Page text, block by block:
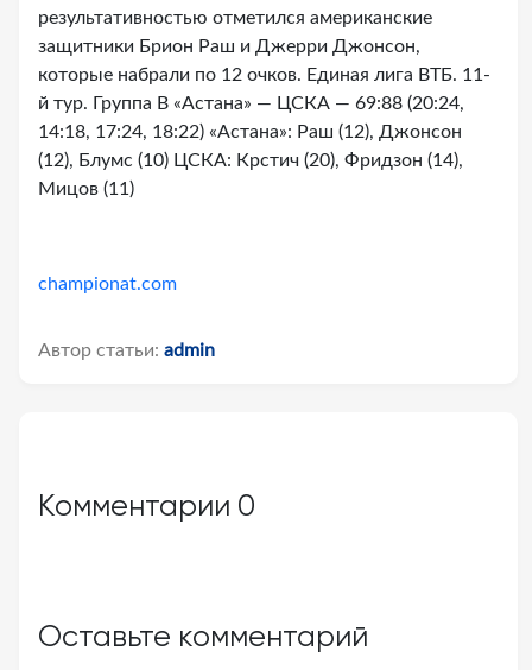
результативностью отметился американские
защитники Брион Раш и Джерри Джонсон,
которые набрали по 12 очков. Единая лига ВТБ. 11-
й тур. Группа В «Астана» — ЦСКА — 69:88 (20:24,
14:18, 17:24, 18:22) «Астана»: Раш (12), Джонсон
(12), Блумс (10) ЦСКА: Крстич (20), Фридзон (14),
Мицов (11)
championat.com
Автор статьи: admin
Комментарии 0
Оставьте комментарий